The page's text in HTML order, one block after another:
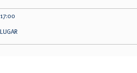
17:00
LUGAR